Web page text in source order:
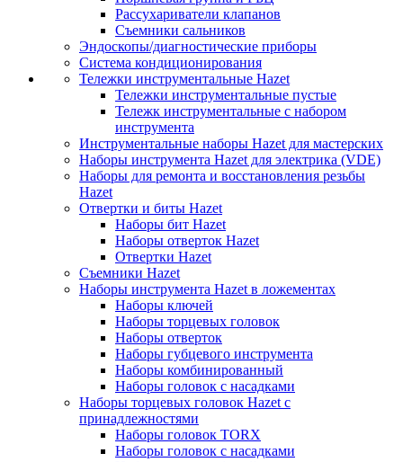
Рассухариватели клапанов
Съемники сальников
Эндоскопы/диагностические приборы
Система кондиционирования
Тележки инструментальные Hazet
Тележки инструментальные пустые
Тележк инструментальные с набором
инструмента
Инструментальные наборы Hazet для мастерских
Наборы инструмента Hazet для электрика (VDE)
Наборы для ремонта и восстановления резьбы
Hazet
Отвертки и биты Hazet
Наборы бит Hazet
Наборы отверток Hazet
Отвертки Hazet
Съемники Hazet
Наборы инструмента Hazet в ложементах
Наборы ключей
Наборы торцевых головок
Наборы отверток
Наборы губцевого инструмента
Наборы комбинированный
Наборы головок с насадками
Наборы торцевых головок Hazet с
принадлежностями
Наборы головок TORX
Наборы головок с насадками